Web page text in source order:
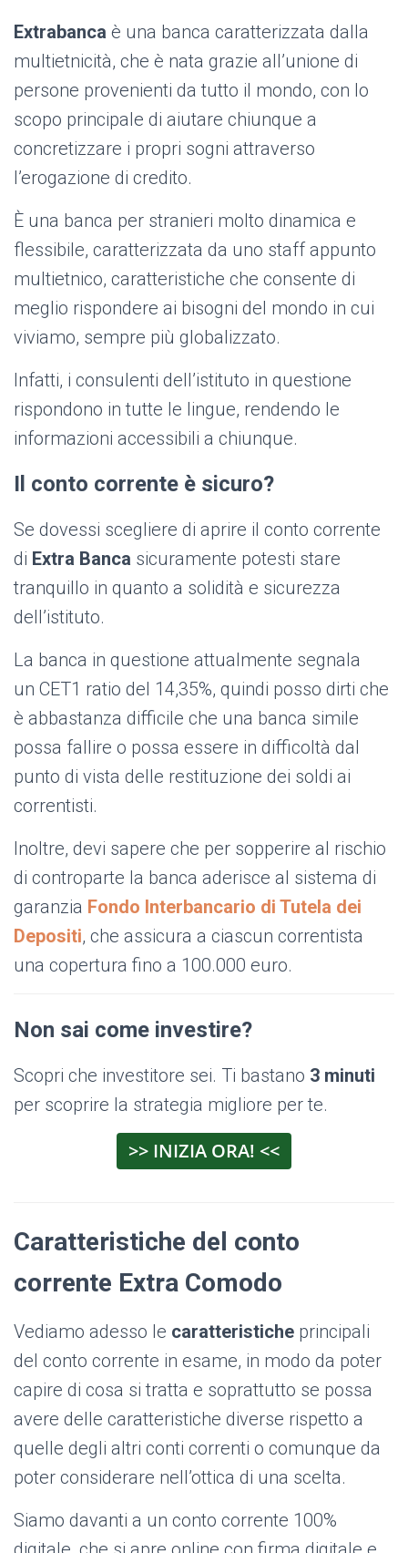
Extrabanca è una banca caratterizzata dalla
multietnicità, che è nata grazie all’unione di
persone provenienti da tutto il mondo, con lo
scopo principale di aiutare chiunque a
concretizzare i propri sogni attraverso
l’erogazione di credito.
È una banca per stranieri molto dinamica e
flessibile, caratterizzata da uno staff appunto
multietnico, caratteristiche che consente di
meglio rispondere ai bisogni del mondo in cui
viviamo, sempre più globalizzato.
Infatti, i consulenti dell’istituto in questione
rispondono in tutte le lingue, rendendo le
informazioni accessibili a chiunque.
Il conto corrente è sicuro?
Se dovessi scegliere di aprire il conto corrente
di Extra Banca sicuramente potesti stare
tranquillo in quanto a solidità e sicurezza
dell’istituto.
La banca in questione attualmente segnala
un CET1 ratio del 14,35%, quindi posso dirti che
è abbastanza difficile che una banca simile
possa fallire o possa essere in difficoltà dal
punto di vista delle restituzione dei soldi ai
correntisti.
Inoltre, devi sapere che per sopperire al rischio
di controparte la banca aderisce al sistema di
garanzia Fondo Interbancario di Tutela dei
Depositi, che assicura a ciascun correntista
una copertura fino a 100.000 euro.
Non sai come investire?
Scopri che investitore sei. Ti bastano 3 minuti
per scoprire la strategia migliore per te.
>> INIZIA ORA! <<
Caratteristiche del conto
corrente Extra Comodo
Vediamo adesso le caratteristiche principali
del conto corrente in esame, in modo da poter
capire di cosa si tratta e soprattutto se possa
avere delle caratteristiche diverse rispetto a
quelle degli altri conti correnti o comunque da
poter considerare nell’ottica di una scelta.
Siamo davanti a un conto corrente 100%